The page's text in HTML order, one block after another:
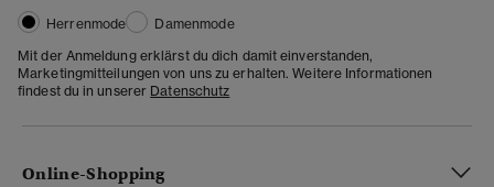
Herrenmode
Damenmode
Mit der Anmeldung erklärst du dich damit einverstanden,
Marketingmitteilungen von uns zu erhalten. Weitere Informationen
findest du in unserer Datenschutz
Online-Shopping